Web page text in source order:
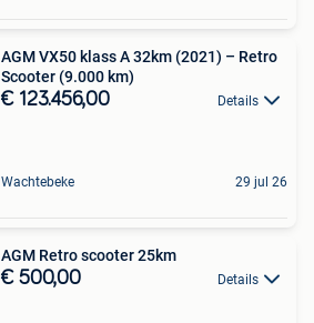
AGM VX50 klass A 32km (2021) – Retro
Scooter (9.000 km)
€ 123.456,00 Details
Wachtebeke 29 jul 26
AGM Retro scooter 25km
€ 500,00 Details